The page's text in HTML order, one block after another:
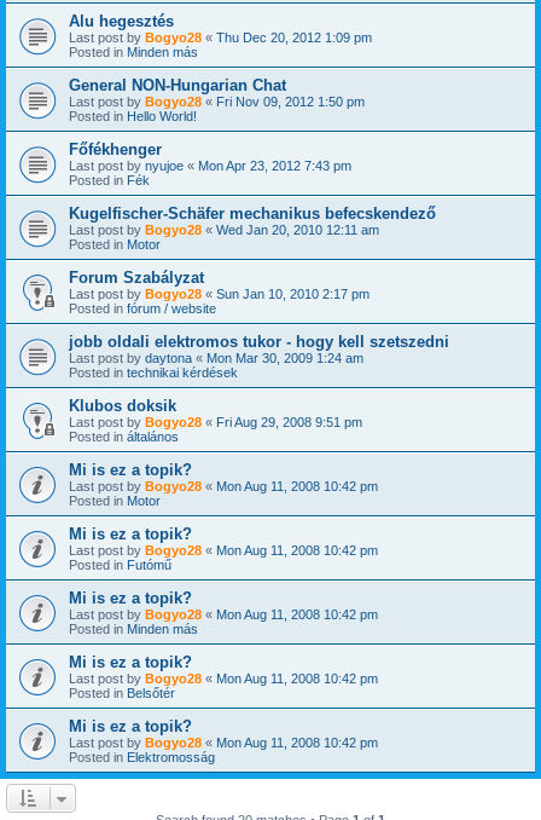
Alu hegesztés
Last post by Bogyo28 « Thu Dec 20, 2012 1:09 pm
Posted in Minden más
General NON-Hungarian Chat
Last post by Bogyo28 « Fri Nov 09, 2012 1:50 pm
Posted in Hello World!
Főfékhenger
Last post by nyujoe « Mon Apr 23, 2012 7:43 pm
Posted in Fék
Kugelfischer-Schäfer mechanikus befecskendező
Last post by Bogyo28 « Wed Jan 20, 2010 12:11 am
Posted in Motor
Forum Szabályzat
Last post by Bogyo28 « Sun Jan 10, 2010 2:17 pm
Posted in fórum / website
jobb oldali elektromos tukor - hogy kell szetszedni
Last post by daytona « Mon Mar 30, 2009 1:24 am
Posted in technikai kérdések
Klubos doksik
Last post by Bogyo28 « Fri Aug 29, 2008 9:51 pm
Posted in általános
Mi is ez a topik?
Last post by Bogyo28 « Mon Aug 11, 2008 10:42 pm
Posted in Motor
Mi is ez a topik?
Last post by Bogyo28 « Mon Aug 11, 2008 10:42 pm
Posted in Futómű
Mi is ez a topik?
Last post by Bogyo28 « Mon Aug 11, 2008 10:42 pm
Posted in Minden más
Mi is ez a topik?
Last post by Bogyo28 « Mon Aug 11, 2008 10:42 pm
Posted in Belsőtér
Mi is ez a topik?
Last post by Bogyo28 « Mon Aug 11, 2008 10:42 pm
Posted in Elektromosság